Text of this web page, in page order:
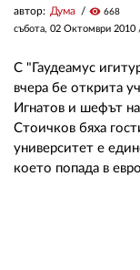
автор: Дума visibility 668
събота, 02 Октомври 2010
С "Гаудеамус
вчера бе открита
Игнатов и шефът
Стоичков бяха
университет е
което попада в